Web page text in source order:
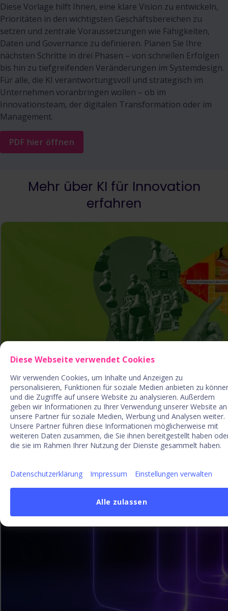
Diese Webseite verwendet Cookies
Wir verwenden Cookies, um Inhalte und Anzeigen zu
personalisieren, Funktionen für soziale Medien anbieten zu
und die Zugriffe auf unsere Website zu analysieren. Außerdem
geben wir Informationen zu Ihrer Verwendung unserer Website an
unsere Partner für soziale Medien, Werbung und Analysen weiter.
Unsere Partner führen diese Informationen möglicherweise mit
weiteren Daten zusammen, die Sie ihnen bereitgestellt haben
die sie im Rahmen Ihrer Nutzung der Dienste gesammelt haben.
Datenschutzerklärung Impressum Einstellungen verwalten
Alle zulassen
Diese Vorlage hilft Ihnen, eine klare Vision zu entwickeln,
Prioritäten in den wichtigsten Geschäftsbereichen zu
setzen und zentrale Voraussetzungen wie Fähigkeiten,
Daten und Governance zu definieren. Planen Sie Ihre
nächsten Schritte in drei Phasen – von schnellen Erfolgen
bis hin zu tiefgreifenden Veränderungen im Systemdesign.
Für alle, die KI verantwortungsvoll und strategisch im
Unternehmen voranbringen wollen – ob im
Innovationsteam, der digitalen Transformation oder im
Management.
PDF hier öffnen
Mehr über KI für Innovation
erfahren
KI-Toolbox für Innovation
Kostenlose KI-Assistenten für das
Innovationsmanagement, um das Geschäftsumfeld zu
verstehen, Kreativität zu fördern und bahnbrechende
Innovationen anzustoßen.